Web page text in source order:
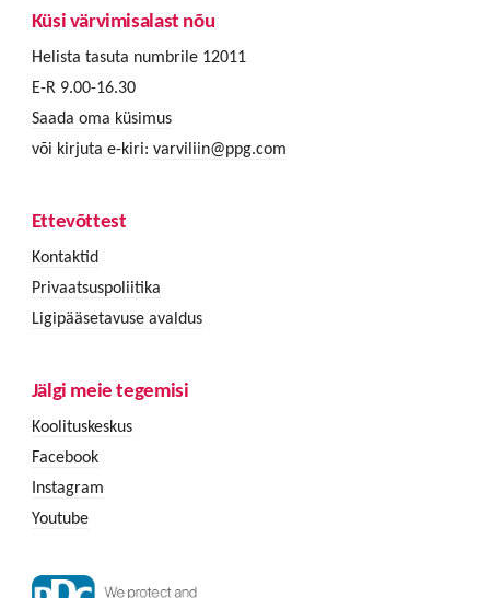
Küsi värvimisalast nõu
Helista tasuta numbrile 12011
E-R 9.00-16.30
Saada oma küsimus
või kirjuta e-kiri: varviliin@ppg.com
Ettevõttest
Kontaktid
Privaatsuspoliitika
Ligipääsetavuse avaldus
Jälgi meie tegemisi
Koolituskeskus
Facebook
Instagram
Youtube